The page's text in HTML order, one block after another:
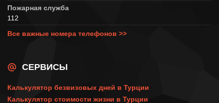
Пожарная служба
112
Все важные номера телефонов >>
СЕРВИСЫ
Калькулятор безвизовых дней в Турции
Калькулятор стоимости жизни в Турции